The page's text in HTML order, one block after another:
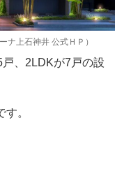
ナ上石神井 公式ＨＰ）
、2LDKが7戸の設
。